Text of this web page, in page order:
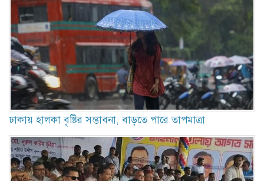
ঢাকায় হালকা বৃষ্টির সম্ভাবনা, বাড়তে পারে তাপমাত্রা